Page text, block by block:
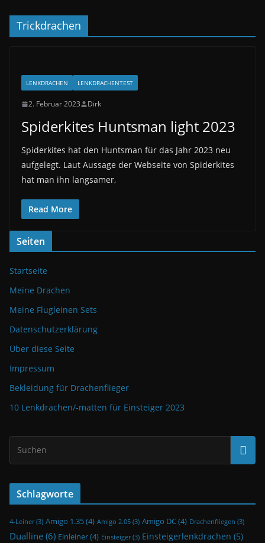
Trickdrachen
LENKDRACHEN LENKDRACHENTEST
2. Februar 2023 Dirk
Spiderkites Huntsman light 2023
Spiderkites hat den Huntsman für das Jahr 2023 neu
aufgelegt. Laut Aussage der Webseite von Spiderkites
hat man ihn langsamer,
Read More
Seiten
Startseite
Meine Drachen
Meine Flugleinen Sets
Datenschutzerklärung
Über diese Seite
Impressum
Bekleidung für Drachenflieger
10 Lenkdrachen/-matten für Einsteiger 2023
Schlagworte
4-Leiner(3) Amigo 1.35(4) Amigo 2.05 (3) Amigo DC(4) Drachenfliegen (3)
Dualline(6) Einleiner(4) Einsteiger(3) Einsteigerlenkdrachen (5)